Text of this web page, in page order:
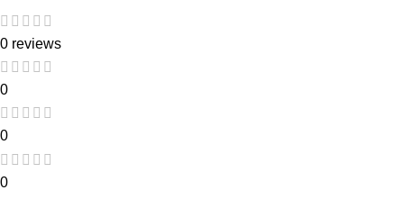
0 reviews
0
0
0